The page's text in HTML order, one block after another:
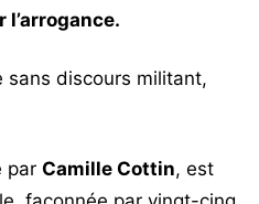
l’arrogance.
sans discours militant,
par Camille Cottin, est